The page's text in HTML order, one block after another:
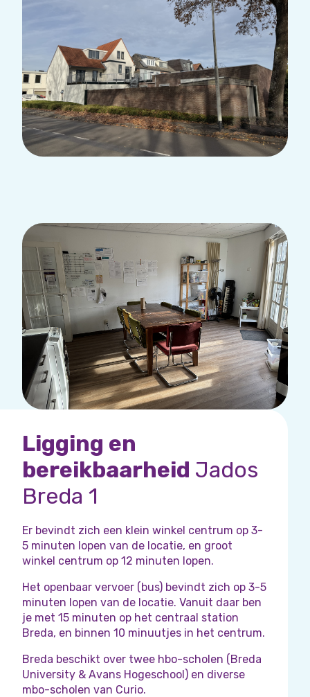
Ligging en
bereikbaarheid Jados
Breda 1
Er bevindt zich een klein winkel centrum op 3-
5 minuten lopen van de locatie, en groot
winkel centrum op 12 minuten lopen.
Het openbaar vervoer (bus) bevindt zich op 3-5
minuten lopen van de locatie. Vanuit daar ben
je met 15 minuten op het centraal station
Breda, en binnen 10 minuutjes in het centrum.
Breda beschikt over twee hbo-scholen (Breda
University & Avans Hogeschool) en diverse
mbo-scholen van Curio.